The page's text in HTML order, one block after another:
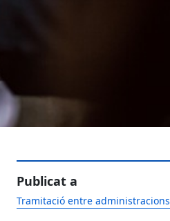
Publicat a
Tramitació entre administracions